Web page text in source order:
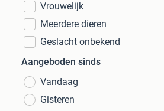
Vrouwelijk
Meerdere dieren
Geslacht onbekend
Aangeboden sinds
Vandaag
Gisteren